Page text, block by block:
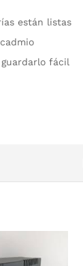
están listas
fácil